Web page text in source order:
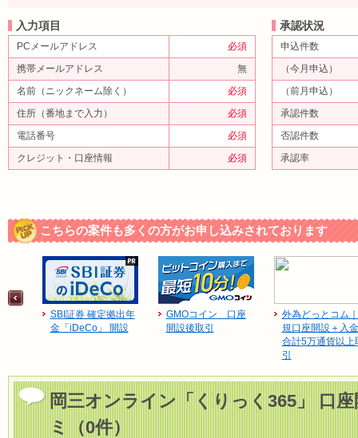
入力項目
PCメールアドレス
必須
携帯メールアドレス
無
名前（ニックネーム除く）
必須
住所（番地まで入力）
必須
電話番号
必須
クレジット・口座情報
必須
承認状況
申込件数
（今月申込）
（前月申込）
承認件数
否認件数
承認率
こちらの案件も多くの方がお申し込みされております
SBI証券 確定拠出年
金「iDeCo」 開設
GMOコイン 口座
開設後取引
外為どっとコム
規口座開設＋入
合計5万通貨以上
引
岡三オンライン「くりっく365」 口
ミ（0件）